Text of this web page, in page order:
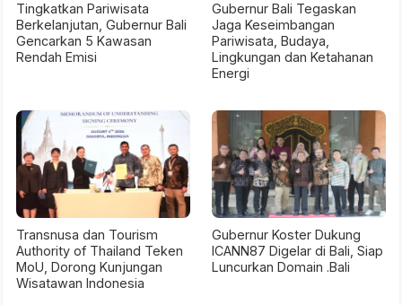
Tingkatkan Pariwisata
Berkelanjutan, Gubernur Bali
Gencarkan 5 Kawasan
Rendah Emisi
Gubernur Bali Tegaskan
Jaga Keseimbangan
Pariwisata, Budaya,
Lingkungan dan Ketahanan
Energi
Transnusa dan Tourism
Authority of Thailand Teken
MoU, Dorong Kunjungan
Wisatawan Indonesia
Gubernur Koster Dukung
ICANN87 Digelar di Bali, Siap
Luncurkan Domain .Bali